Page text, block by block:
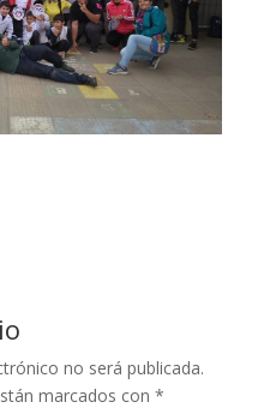
no será publicada.
marcados con *